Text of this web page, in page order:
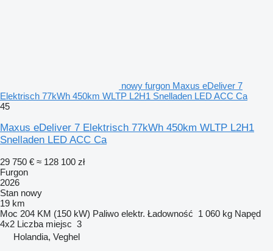
nowy furgon Maxus eDeliver 7
Elektrisch 77kWh 450km WLTP L2H1 Snelladen LED ACC Ca
45
Maxus eDeliver 7 Elektrisch 77kWh 450km WLTP L2H1
Snelladen LED ACC Ca
29 750 € ≈ 128 100 zł
Furgon
2026
Stan nowy
19 km
Moc 204 KM (150 kW) Paliwo elektr. Ładowność 1 060 kg Napęd
4x2 Liczba miejsc 3
Holandia, Veghel